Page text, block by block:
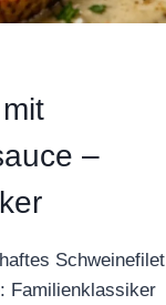
–
Schweinefilet
Familienklassiker